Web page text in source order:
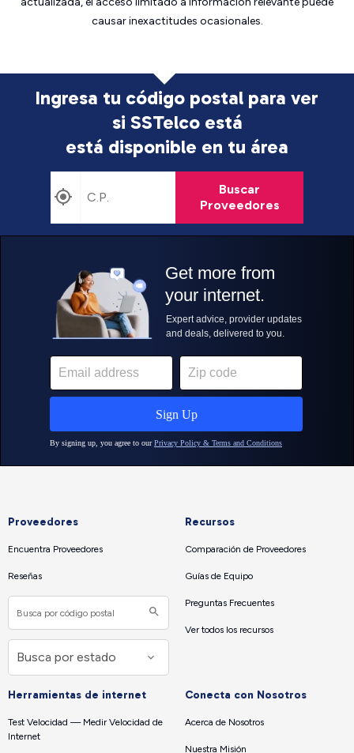
causar inexactitudes ocasionales.
Ingresa tu código postal para ver
si SSTelco está
está disponible en tu área
Buscar
Proveedores
Proveedores
Encuentra Proveedores
Reseñas
Recursos
Comparación de Proveedores
Guías de Equipo
Preguntas Frecuentes
Ver todos los recursos
Herramientas de internet
Test Velocidad — Medir Velocidad de
Internet
Conecta con Nosotros
Acerca de Nosotros
Nuestra Misión